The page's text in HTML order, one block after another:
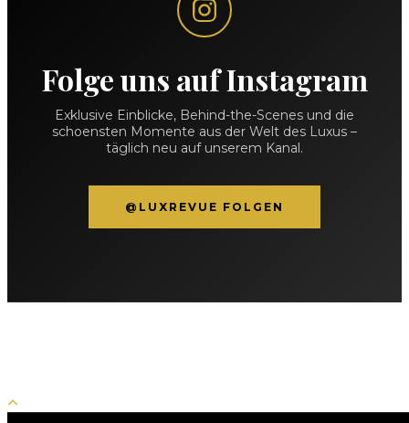
Folge uns auf Instagram
Exklusive Einblicke, Behind-the-Scenes und die
schoensten Momente aus der Welt des Luxus –
täglich neu auf unserem Kanal.
@LUXREVUE FOLGEN